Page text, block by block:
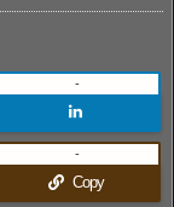
-
Copy
-